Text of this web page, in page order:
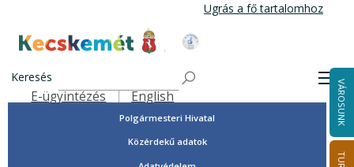
tartalomra
Ugrás a fő tartalomhoz
Kecskemét Város Honlapja
Keresés
Felső navigáció
E-ügyintézés English VÁROSUNK
Tisztségviselők, képviselők
Országgyűlési képviselők
Önkormányzat
Polgármesteri Hivatal
Közérdekű adatok